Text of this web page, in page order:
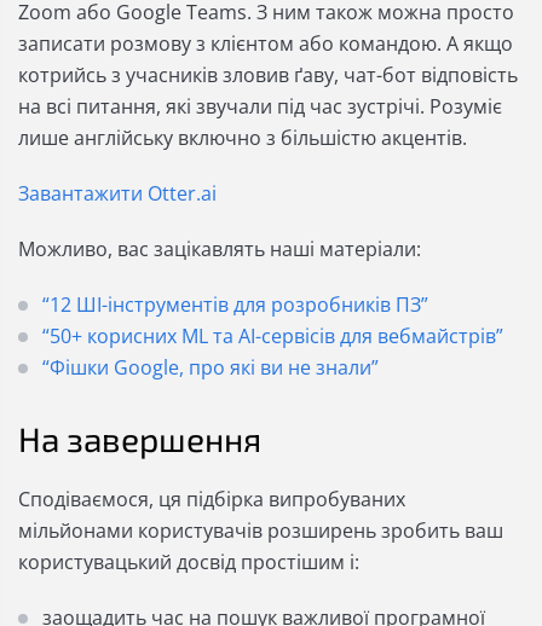
Zoom або Google Teams. З ним також можна просто
записати розмову з клієнтом або командою. А якщо
котрийсь з учасників зловив ґаву, чат-бот відповість
на всі питання, які звучали під час зустрічі. Розуміє
лише англійську включно з більшістю акцентів.
Завантажити Otter.ai
Можливо, вас зацікавлять наші матеріали:
“12 ШІ-інструментів для розробників ПЗ”
“50+ корисних ML та AI-сервісів для вебмайстрів”
“Фішки Google, про які ви не знали”
На завершення
Сподіваємося, ця підбірка випробуваних
мільйонами користувачів розширень зробить ваш
користувацький досвід простішим і:
заощадить час на пошук важливої програмної